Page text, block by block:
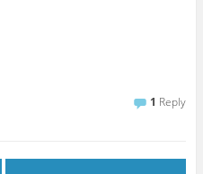
1 Reply